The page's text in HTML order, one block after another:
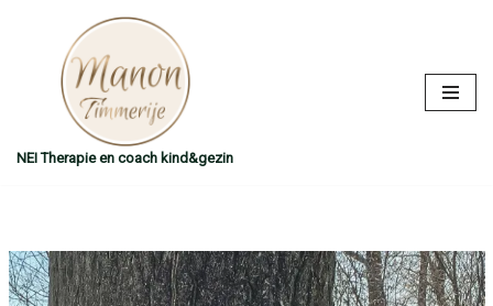
NEI Therapie en coach kind&gezin